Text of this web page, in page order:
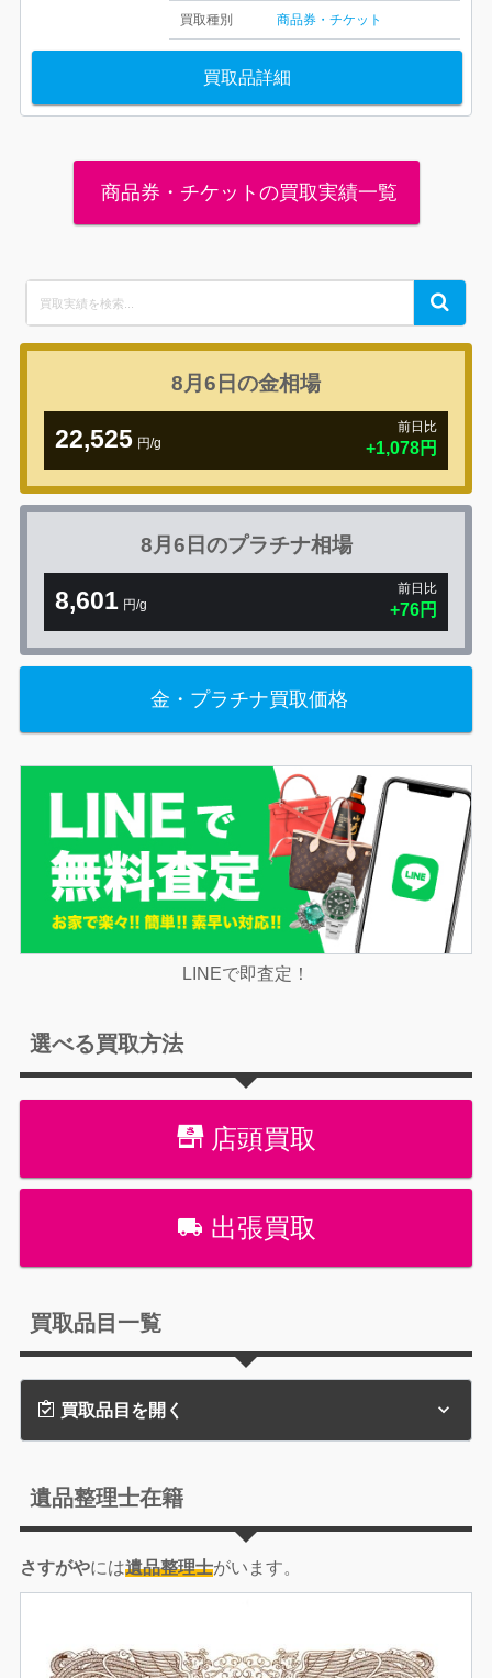
買取種別 商品券・チケット
買取品詳細
商品券・チケットの買取実績一覧
for:
Search
8月6日の金相場
22,525 円/g
前日比
+1,078円
8月6日のプラチナ相場
8,601 円/g
前日比
+76円
金・プラチナ買取価格
LINEで即査定！
選べる買取方法
店頭買取
出張買取
買取品目一覧
買取品目を開く
遺品整理士在籍
さすがやには遺品整理士がいます。